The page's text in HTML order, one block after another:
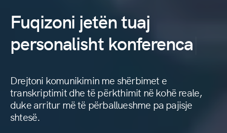
Fuqizoni jetën tuaj
personalishtngjarje,
predikime
konferenca
Drejtoni komunikimin me shërbimet e
transkriptimit dhe të përkthimit në kohë reale,
duke arritur më të përballueshme pa pajisje
shtesë.